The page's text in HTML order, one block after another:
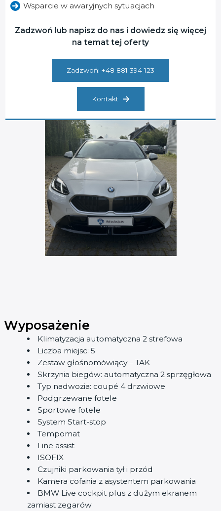
Wsparcie w awaryjnych sytuacjach
Zadzwoń lub napisz do nas i dowiedz się więcej
na temat tej oferty
Zadzwoń: +48 881 394 123
Kontakt
Wyposażenie
Klimatyzacja automatyczna 2 strefowa
Liczba miejsc: 5
Zestaw głośnomówiący – TAK
Skrzynia biegów: automatyczna 2 sprzęgłowa
Typ nadwozia: coupé 4 drzwiowe
Podgrzewane fotele
Sportowe fotele
System Start-stop
Tempomat
Line assist
ISOFIX
Czujniki parkowania tył i przód
Kamera cofania z asystentem parkowania
BMW Live cockpit plus z dużym ekranem
zamiast zegarów